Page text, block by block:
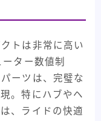
トは非常に高い
ター数値制
ーツは、完璧な
。特にハブやヘ
、ライドの快適